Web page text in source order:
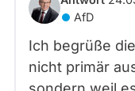
AfD
Ich begrüße
nicht primär